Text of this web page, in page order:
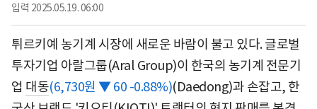
입력 2025.05.19. 06:00
튀르키예 농기계 시장에 새로운 바람이 불고 있다. 글로벌
투자기업 아랄그룹(Aral Group)이 한국의 농기계 전문기
업 대동(6,730원 ▼ 60 -0.88%)(Daedong)과 손잡고, 한